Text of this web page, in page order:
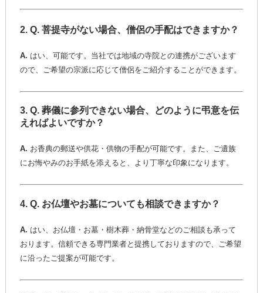
2. Q. 菩提寺がない場合、僧侶の手配はできますか？
A. はい、可能です。当社では地域の寺院との連携がございます
ので、ご希望の宗派に応じて僧侶をご紹介することができます。
3. Q. 葬儀に参列できない場合、どのように弔意を伝
えればよいですか？
A. お香典の郵送や供花・供物の手配が可能です。また、ご遺族
にお悔やみのお手紙を添えると、より丁寧な印象になります。
4. Q. お仏壇やお墓についても相談できますか？
A. はい、お仏壇・お墓・樹木葬・納骨堂などのご相談も承って
おります。信頼できる専門業者と提携しておりますので、ご希望
に沿ったご提案が可能です。